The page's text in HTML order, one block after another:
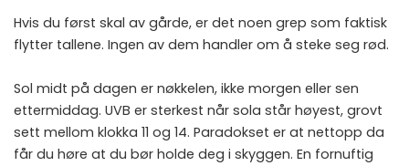
Hvis du først skal av gårde, er det noen grep som faktisk
flytter tallene. Ingen av dem handler om å steke seg rød.
Sol midt på dagen er nøkkelen, ikke morgen eller sen
ettermiddag. UVB er sterkest når sola står høyest, grovt
sett mellom klokka 11 og 14. Paradokset er at nettopp da
får du høre at du bør holde deg i skyggen. En fornuftig